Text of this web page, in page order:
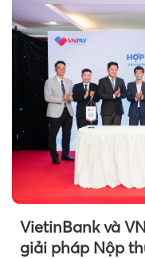
VietinBank và
giải pháp Nộp